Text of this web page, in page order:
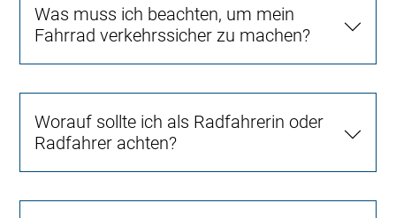
Was muss ich beachten, um mein
Fahrrad verkehrssicher zu machen?
Worauf sollte ich als Radfahrerin oder
Radfahrer achten?